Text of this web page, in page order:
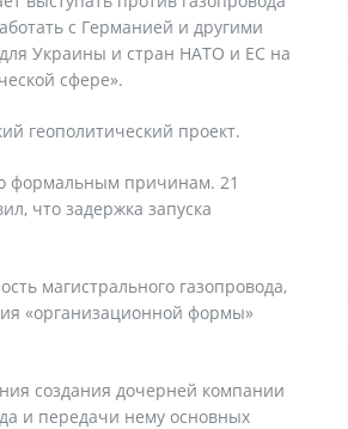
с Германией и другими
Украины и стран НАТО и ЕС на
сфере».
геополитический проект.
формальным причинам. 21
что задержка запуска
магистрального газопровода,
«организационной формы»
создания дочерней компании
и передачи нему основных